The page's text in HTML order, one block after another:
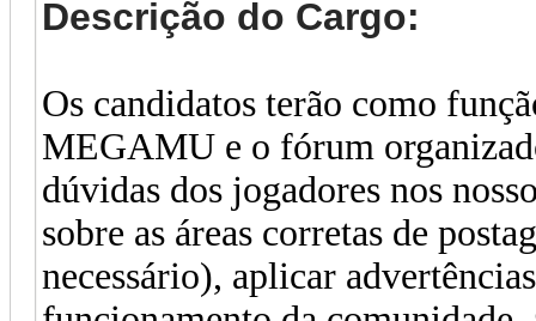
Descrição do Cargo:
Os candidatos terão como
MEGAMU e o fórum
dúvidas dos jogadores nos
sobre as áreas corretas de
necessário), aplicar